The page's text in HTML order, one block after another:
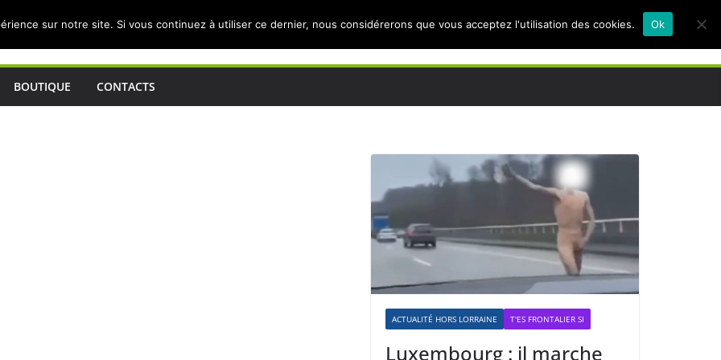
BOUTIQUE CONTACTS
ACTUALITÉ HORS LORRAINE T'ES FRONTALIER SI
Luxembourg : il marche
sur notre site. Si vous continuez à utiliser ce dernier, nous considérerons que vous acceptez l'utilisation des cookies. Ok